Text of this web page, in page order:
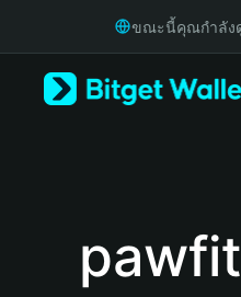
Русский
ขณะนี้คุณกำลัง